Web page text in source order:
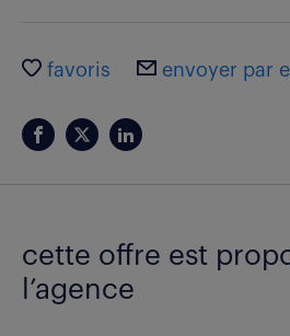
favoris envoyer par
cette offre est
l’agence